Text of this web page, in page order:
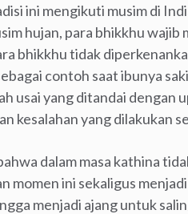
ini mengikuti musim di
hujan, para bhikkhu
bhikkhu tidak
contoh saat ibunya
usai yang ditandai dengan
kesalahan yang dilakukan
dalam masa kathina
momen ini sekaligus
menjadi ajang untuk